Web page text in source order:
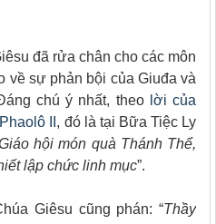
đã rửa chân cho các môn
về sự phản bội của Giuđa và
chú ý nhất, theo lời của
II , đó là tại Bữa Tiệc Ly
hội món quà Thánh Thể,
lập chức linh mục”.
Giêsu cũng phán: “Thầy